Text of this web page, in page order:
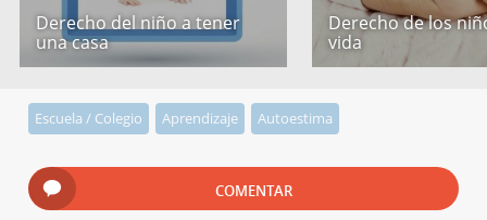
Derecho del niño a tener
una casa
Derecho de los
vida
Escuela / Colegio Aprendizaje Autoestima
COMENTAR